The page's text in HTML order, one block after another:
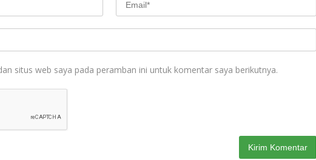
situs web saya pada peramban ini untuk komentar saya berikutnya.